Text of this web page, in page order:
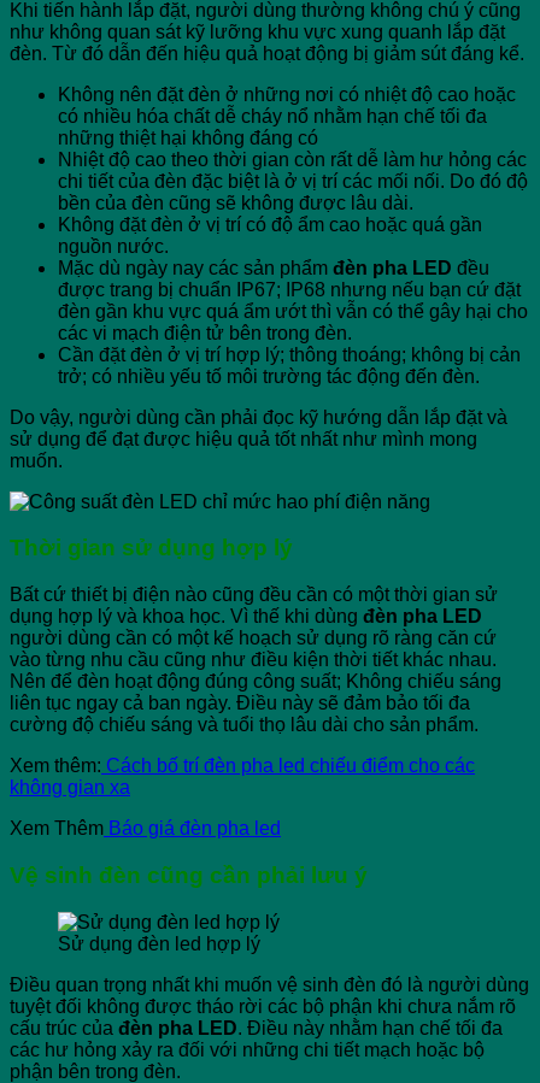
Khi tiến hành lắp đặt, người dùng thường không chú ý cũng
như không quan sát kỹ lưỡng khu vực xung quanh lắp đặt
đèn. Từ đó dẫn đến hiệu quả hoạt động bị giảm sút đáng kể.
Không nên đặt đèn ở những nơi có nhiệt độ cao hoặc
có nhiều hóa chất dễ cháy nổ nhằm hạn chế tối đa
những thiệt hại không đáng có
Nhiệt độ cao theo thời gian còn rất dễ làm hư hỏng các
chi tiết của đèn đặc biệt là ở vị trí các mối nối. Do đó độ
bền của đèn cũng sẽ không được lâu dài.
Không đặt đèn ở vị trí có độ ẩm cao hoặc quá gần
nguồn nước.
Mặc dù ngày nay các sản phẩm đèn pha LED đều
được trang bị chuẩn IP67; IP68 nhưng nếu bạn cứ đặt
đèn gần khu vực quá ẩm ướt thì vẫn có thể gây hại cho
các vi mạch điện tử bên trong đèn.
Cần đặt đèn ở vị trí hợp lý; thông thoáng; không bị cản
trở; có nhiều yếu tố môi trường tác động đến đèn.
Do vậy, người dùng cần phải đọc kỹ hướng dẫn lắp đặt và
sử dụng để đạt được hiệu quả tốt nhất như mình mong
muốn.
Thời gian sử dụng hợp lý
Bất cứ thiết bị điện nào cũng đều cần có một thời gian sử
dụng hợp lý và khoa học. Vì thế khi dùng đèn pha LED
người dùng cần có một kế hoạch sử dụng rõ ràng căn cứ
vào từng nhu cầu cũng như điều kiện thời tiết khác nhau.
Nên để đèn hoạt động đúng công suất; Không chiếu sáng
liên tục ngay cả ban ngày. Điều này sẽ đảm bảo tối đa
cường độ chiếu sáng và tuổi thọ lâu dài cho sản phẩm.
Xem thêm: Cách bố trí đèn pha led chiếu điểm cho các
không gian xa
Xem Thêm Báo giá đèn pha led
Vệ sinh đèn cũng cần phải lưu ý
Sử dụng đèn led hợp lý
Điều quan trọng nhất khi muốn vệ sinh đèn đó là người dùng
tuyệt đối không được tháo rời các bộ phận khi chưa nắm rõ
cấu trúc của đèn pha LED. Điều này nhằm hạn chế tối đa
các hư hỏng xảy ra đối với những chi tiết mạch hoặc bộ
phận bên trong đèn.